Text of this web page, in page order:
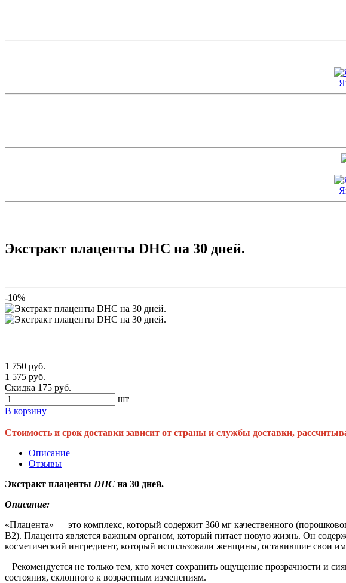
Экстракт плаценты DHC на 30 дней.
-10%
1 750 руб.
1 575 руб.
Скидка 175 руб.
шт
В корзину
Стоимость и срок доставки зависит от страны и службы доставки,
Описание
Отзывы
Экстракт плаценты DHC на 30 дней.
Описание:
«Плацента» — это комплекс, который содержит 360 мг качественного
В2). Плацента является важным органом, который питает новую жизнь. Он
косметический ингредиент, который использовали женщины, оставившие свои
Рекомендуется не только тем, кто хочет сохранить ощущение прозрачности и
состояния, склонного к возрастным изменениям.